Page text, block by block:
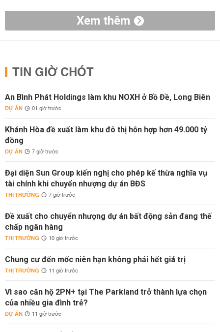
Xem thêm
TIN GIỜ CHÓT
An Bình Phát Holdings làm khu NOXH ở Bồ Đề, Long Biên
DỰ ÁN 01 giờ trước
Khánh Hòa đề xuất làm khu đô thị hỗn hợp hơn 49.000 tỷ
đồng
DỰ ÁN 7 giờ trước
Đại diện Sun Group kiến nghị cho phép kế thừa nghĩa vụ
tài chính khi chuyển nhượng dự án BĐS
THỊ TRƯỜNG 7 giờ trước
Đề xuất cho chuyển nhượng dự án bất động sản đang thế
chấp ngân hàng
THỊ TRƯỜNG 10 giờ trước
Chung cư đến mốc niên hạn không phải hết giá trị
THỊ TRƯỜNG 11 giờ trước
Vì sao căn hộ 2PN+ tại The Parkland trở thành lựa chọn
của nhiều gia đình trẻ?
DỰ ÁN 11 giờ trước